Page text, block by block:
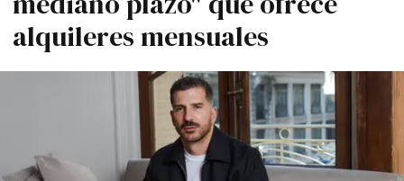
alquileres mensuales